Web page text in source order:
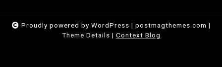
Proudly powered by WordPress | postmagthemes.com |
Theme Details | Context Blog